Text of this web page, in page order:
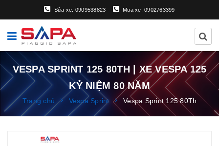
Sửa xe: 0909538823 Mua xe: 0902763399
VESPA SPRINT 125 80TH | XE VESPA 125
KỶ NIỆM 80 NĂM
Trang chủ Vespa Sprint Vespa Sprint 125 80Th